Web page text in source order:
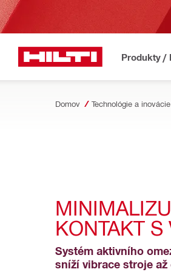
Produkty /
Domov Technológie a inovácie
KONTAKT
Systém aktivního
sníží vibrace stroje až